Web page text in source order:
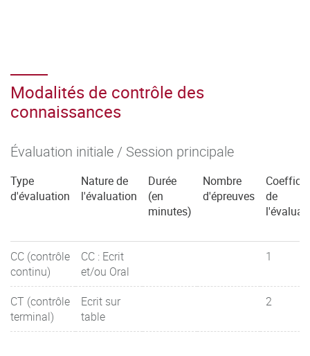
Modalités de contrôle des
connaissances
Évaluation initiale / Session principale
Type
d'évaluation
Nature de
l'évaluation
Durée
(en
minutes)
Nombre
d'épreuves
de
CC (contrôle
continu)
CC : Ecrit
et/ou Oral
1
CT (contrôle
terminal)
Ecrit sur
table
2